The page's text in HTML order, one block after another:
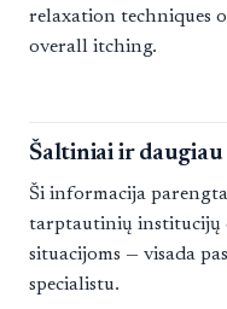
relaxation techniques
overall itching.
Šaltiniai ir
Ši informacija
tarptautinių institucijų
situacijoms — visada
specialistu.